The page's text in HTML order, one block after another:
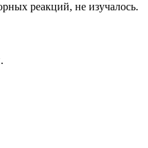
реакций, не изучалось.